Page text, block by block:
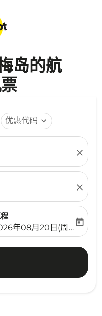
岛的航
优惠代码 expand_more
close
close
aria-label
booking-return-date-
年08月20日(周四)
today